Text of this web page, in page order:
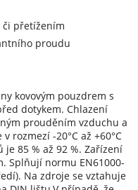
přetížením
proudu
kovovým pouzdrem s
dotykem. Chlazení
prouděním vzduchu a
rozmezí -20°C až +60°C
85 % až 92 %. Zařízení
Splňují normu EN61000-
Na zdroje se vztahuje